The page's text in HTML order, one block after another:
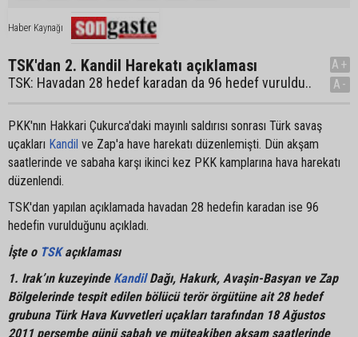
Haber Kaynağı
TSK'dan 2. Kandil Harekatı açıklaması
TSK: Havadan 28 hedef karadan da 96 hedef vuruldu..
A+
A-
PKK'nın Hakkari Çukurca'daki mayınlı saldırısı sonrası Türk savaş
uçakları Kandil ve Zap'a have harekatı düzenlemişti. Dün akşam
saatlerinde ve sabaha karşı ikinci kez PKK kamplarına hava harekatı
düzenlendi.
TSK'dan yapılan açıklamada havadan 28 hedefin karadan ise 96
hedefin vurulduğunu açıkladı.
İşte o TSKaçıklaması
1. Irak’ın kuzeyinde KandilDağı, Hakurk, Avaşin-Basyan ve Zap
Bölgelerinde tespit edilen bölücü terör örgütüne ait 28 hedef
grubuna Türk Hava Kuvvetleri uçakları tarafından 18 Ağustos
2011 perşembe günü sabah ve müteakiben akşam saatlerinde